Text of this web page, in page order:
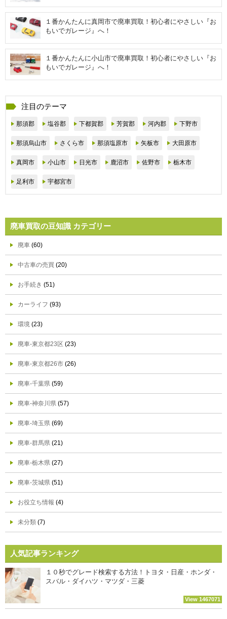
１番かんたんに真岡市で廃車買取！初心者にやさしい『お
もいでガレージ』へ！
１番かんたんに小山市で廃車買取！初心者にやさしい『お
もいでガレージ』へ！
注目のテーマ
那須郡 塩谷郡 下都賀郡 芳賀郡 河内郡 下野市
那須烏山市 さくら市 那須塩原市 矢板市 大田原市
真岡市 小山市 日光市 鹿沼市 佐野市 栃木市
足利市 宇都宮市
廃車買取の豆知識 カテゴリー
廃車 (60)
中古車の売買 (20)
お手続き (51)
カーライフ (93)
環境 (23)
廃車-東京都23区 (23)
廃車-東京都26市 (26)
廃車-千葉県 (59)
廃車-神奈川県 (57)
廃車-埼玉県 (69)
廃車-群馬県 (21)
廃車-栃木県 (27)
廃車-茨城県 (51)
お役立ち情報 (4)
未分類 (7)
人気記事ランキング
１０秒でグレード検索する方法！トヨタ・日産・ホンダ・
スバル・ダイハツ・マツダ・三菱
View 1467071